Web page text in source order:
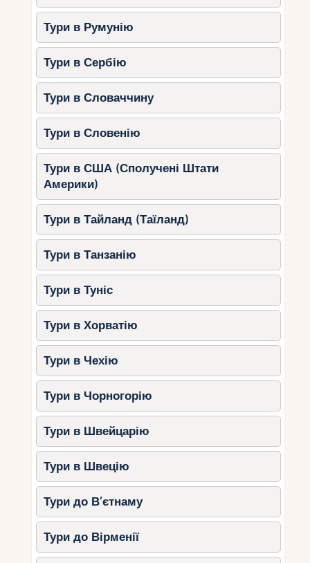
Тури в Румунію
Тури в Сербію
Тури в Словаччину
Тури в Словенію
Тури в США (Сполучені Штати
Америки)
Тури в Тайланд (Таїланд)
Тури в Танзанію
Тури в Туніс
Тури в Хорватію
Тури в Чехію
Тури в Чорногорію
Тури в Швейцарію
Тури в Швецію
Тури до В’єтнаму
Тури до Вірменії